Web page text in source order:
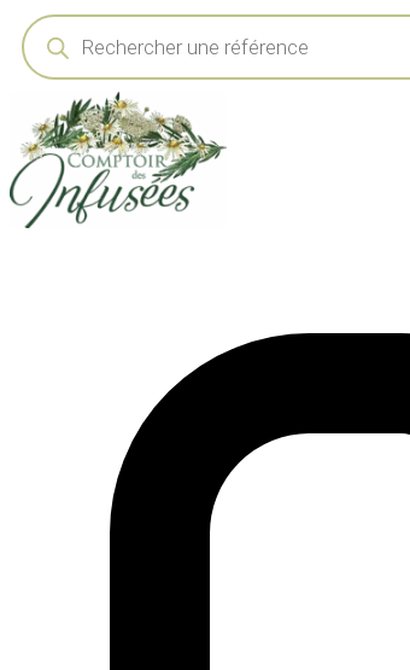
Recherche
de
produits